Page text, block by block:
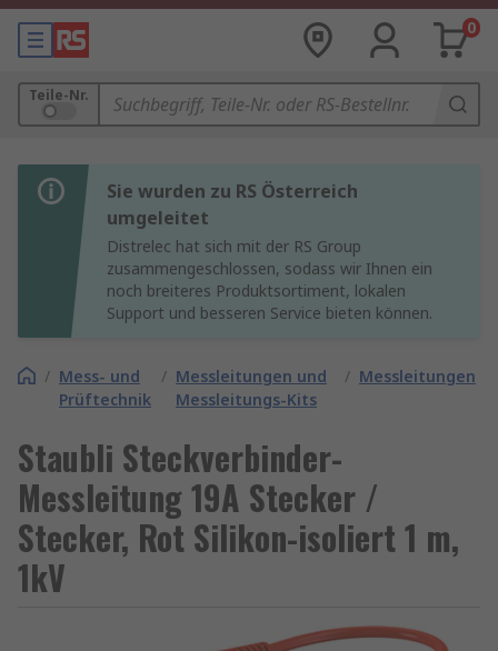
0
Teile-Nr.
Sie wurden zu RS Österreich
umgeleitet
Distrelec hat sich mit der RS Group
zusammengeschlossen, sodass wir Ihnen ein
noch breiteres Produktsortiment, lokalen
Support und besseren Service bieten können.
/ Mess- und
Prüftechnik
/ Messleitungen und
Messleitungs-Kits
/ Messleitungen
Staubli Steckverbinder-
Messleitung 19A Stecker /
Stecker, Rot Silikon-isoliert 1 m,
1kV